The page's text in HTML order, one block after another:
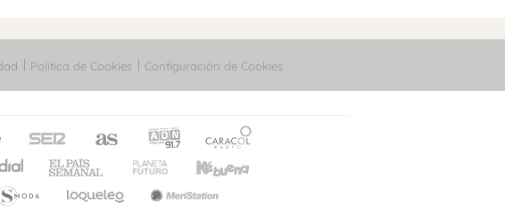
Política de Cookies Configuración de Cookies